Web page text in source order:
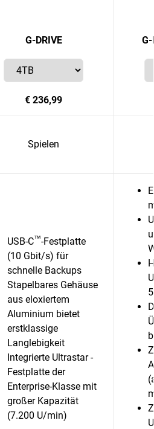
G-DRIVE
€ 236,99
Spielen
USB-C™-Festplatte
(10 Gbit/s) für
schnelle Backups
Stapelbares Gehäuse
aus eloxiertem
Aluminium bietet
erstklassige
Langlebigkeit
Integrierte Ultrastar -
Festplatte der
Enterprise-Klasse mit
großer Kapazität
(7.200 U/min)